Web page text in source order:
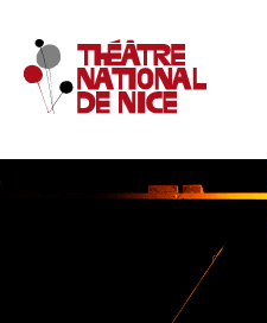
Abonnez-vous en ligne